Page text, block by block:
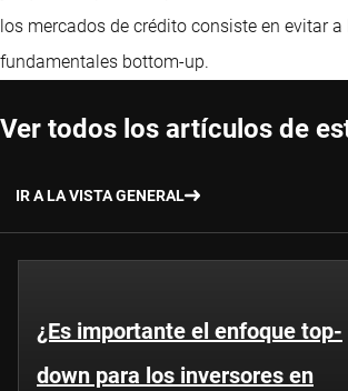
los mercados de crédito consiste en evitar
fundamentales bottom-up.
Ver todos los artículos de
IR A LA VISTA GENERAL
¿Es importante el enfoque top-
down para los inversores en